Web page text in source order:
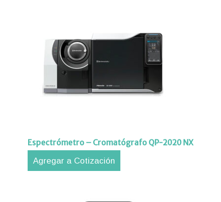
Espectrómetro – Cromatógrafo QP-2020 NX
Agregar a Cotización